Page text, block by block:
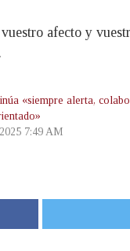
afecto y
«siempre alerta,
7:49 AM